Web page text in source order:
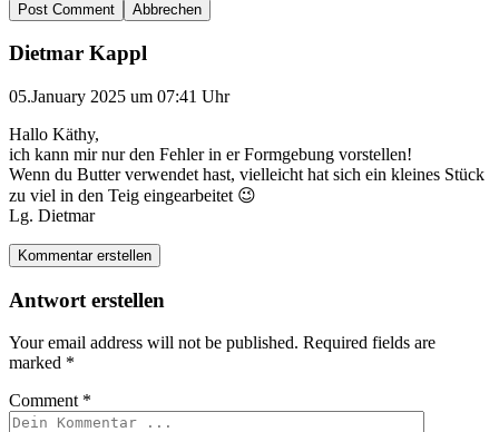
Abbrechen
Dietmar Kappl
05.January 2025 um 07:41 Uhr
Hallo Käthy,
ich kann mir nur den Fehler in er Formgebung vorstellen!
Wenn du Butter verwendet hast, vielleicht hat sich ein kleines Stück
zu viel in den Teig eingearbeitet 😉
Lg. Dietmar
Kommentar erstellen
Antwort erstellen
Your email address will not be published. Required fields are
marked *
Comment *